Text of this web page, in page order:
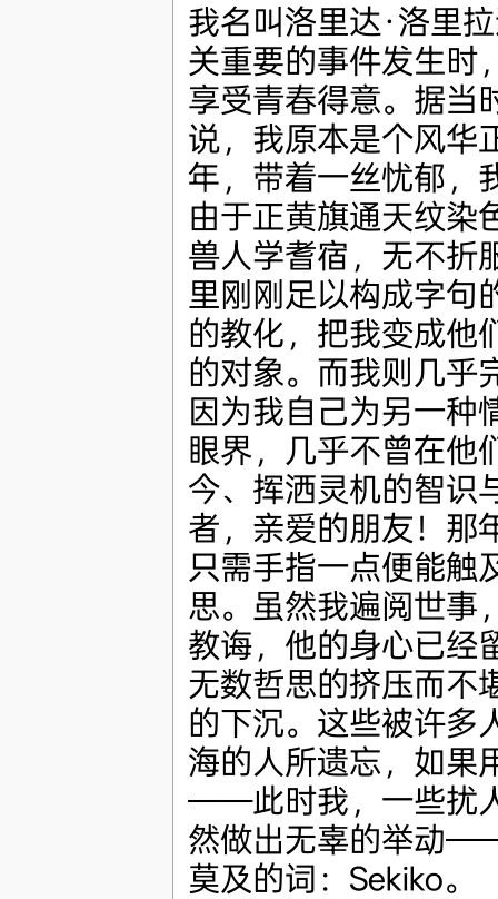
我名叫洛里达·洛里
关重要的事件发生时
享受青春得意。据当
说，我原本是个风华
年，带着一丝忧郁，
由于正黄旗通天纹染
兽人学耆宿，无不折
里刚刚足以构成字句
的教化，把我变成他
的对象。而我则几乎
因为我自己为另一种
眼界，几乎不曾在他
今、挥洒灵机的智识
者，亲爱的朋友！那
只需手指一点便能触
思。虽然我遍阅世事
教诲，他的身心已经
无数哲思的挤压而不
的下沉。这些被许多
海的人所遗忘，如果
——此时我，一些扰
然做出无辜的举动
莫及的词：Sekiko。